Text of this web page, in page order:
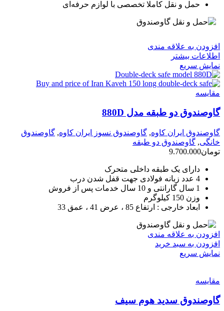
حمل و نقل کاملا تخصصی با لوازم حرفه‌ای
افزودن به علاقه مندی
اطلاعات بیشتر
نمایش سریع
مقايسه
گاوصندوق دو طبقه مدل 880D
گاوصندوق ایران کاوه, گاوصندوق نسوز ایران کاوه, گاوصندوق
خانگی, گاوصندوق دو طبقه
تومان9.700.000
دارای یک طبقه داخلی متحرک
4 عدد زبانه فولادی جهت قفل شدن درب
1 سال گارانتی و 10 سال خدمات پس از فروش
وزن 150 کیلوگرم
ابعاد خارجی : ارتفاع 85 ، عرض 41 ، عمق 33
افزودن به علاقه مندی
افزودن به سبد خرید
نمایش سریع
مقايسه
گاوصندوق سدید هوم سیف